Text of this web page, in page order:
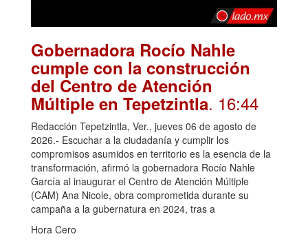
Gobernadora Rocío Nahle
cumple con la construcción
del Centro de Atención
Múltiple en Tepetzintla. 16:44
Redacción Tepetzintla, Ver., jueves 06 de agosto de
2026.- Escuchar a la ciudadanía y cumplir los
compromisos asumidos en territorio es la esencia de la
transformación, afirmó la gobernadora Rocío Nahle
García al inaugurar el Centro de Atención Múltiple
(CAM) Ana Nicole, obra comprometida durante su
campaña a la gubernatura en 2024, tras a
Hora Cero